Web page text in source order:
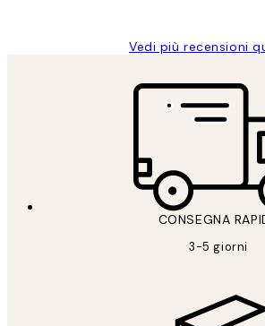
Vedi più recensioni
CONSEGNA
3-5 giorni